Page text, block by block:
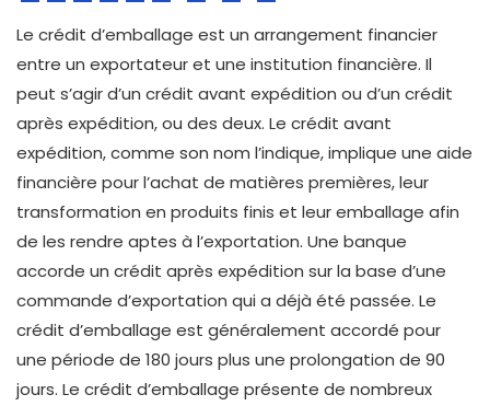
Le crédit d’emballage est un arrangement financier
entre un exportateur et une institution financière. Il
peut s’agir d’un crédit avant expédition ou d’un crédit
après expédition, ou des deux. Le crédit avant
expédition, comme son nom l’indique, implique une aide
financière pour l’achat de matières premières, leur
transformation en produits finis et leur emballage afin
de les rendre aptes à l’exportation. Une banque
accorde un crédit après expédition sur la base d’une
commande d’exportation qui a déjà été passée. Le
crédit d’emballage est généralement accordé pour
une période de 180 jours plus une prolongation de 90
jours. Le crédit d’emballage présente de nombreux